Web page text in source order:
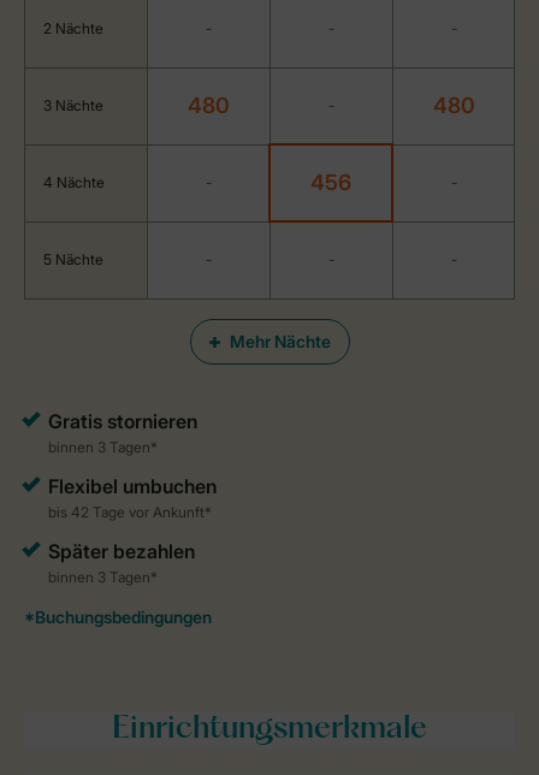
Mehr Nächte
2 Nächte - - -
3 Nächte 480 - 480
4 Nächte - 456 -
5 Nächte - - -
Einrichtungsmerkmale